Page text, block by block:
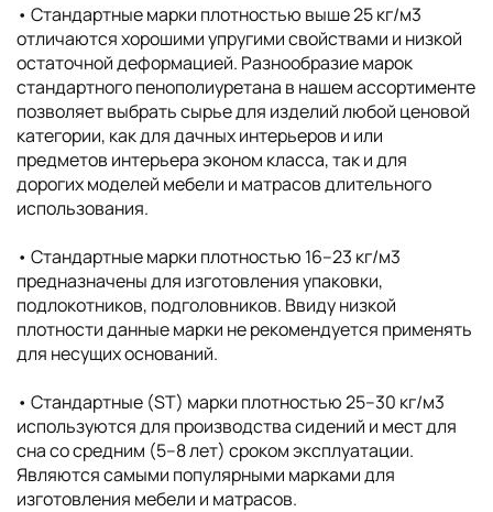
• Cтандартные марки плотностью выше 25 кг/м3
отличаются хорошими упругими свойствами и низкой
остаточной деформацией. Разнообразие марок
стандартного пенополиуретана в нашем ассортименте
позволяет выбрать сырье для изделий любой ценовой
категории, как для дачных интерьеров и или
предметов интерьера эконом класса, так и для
дорогих моделей мебели и матрасов длительного
использования.
• Cтандартные марки плотностью 16–23 кг/м3
предназначены для изготовления упаковки,
подлокотников, подголовников. Ввиду низкой
плотности данные марки не рекомендуется применять
для несущих оснований.
• Стандартные (ST) марки плотностью 25–30 кг/м3
используются для производства сидений и мест для
сна со средним (5–8 лет) сроком эксплуатации.
Являются самыми популярными марками для
изготовления мебели и матрасов.